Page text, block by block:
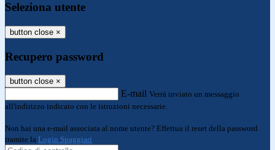
Seleziona utente
button close ×
Recupero password
button close ×
E-mail Verrà inviato un messaggio
all'indirizzo indicato con le istruzioni necessarie.
Non hai una e-mail associata al nome utente? Effettua il reset della password
tramite la Login Spaggiari